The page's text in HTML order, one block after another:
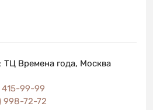
: ТЦ Времена года, Москва
415-99-99
998-72-72